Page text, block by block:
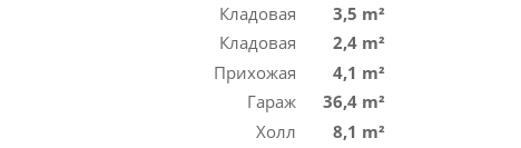
Кладовая
3,5 m²
Кладовая
2,4 m²
Прихожая
4,1 m²
Гараж
36,4 m²
Холл
8,1 m²